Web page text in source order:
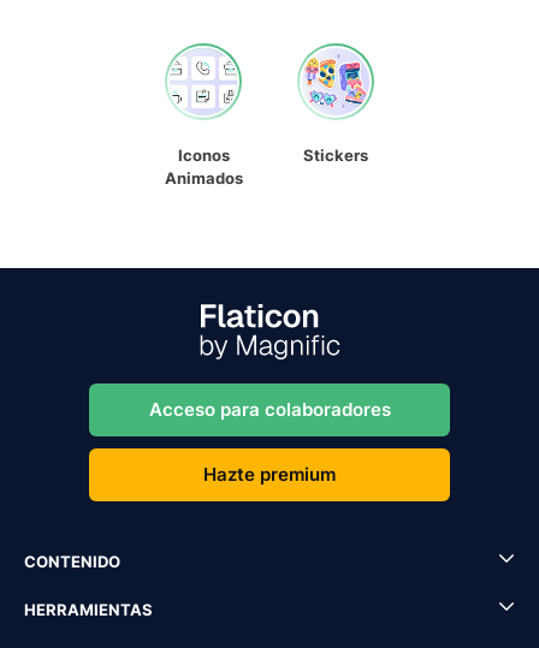
Iconos
Animados
Stickers
Acceso para colaboradores
Hazte premium
CONTENIDO
HERRAMIENTAS